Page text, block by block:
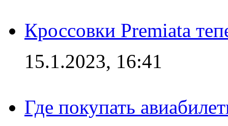
Кроссовки Premiata
15.1.2023, 16:41
Где покупать